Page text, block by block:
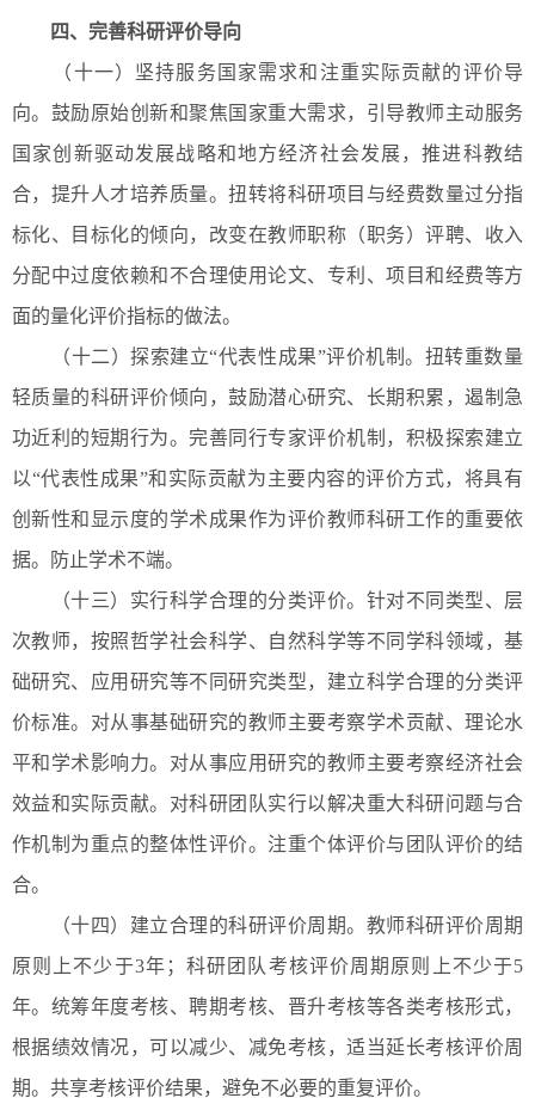
四、完善科研评价导向
（十一）坚持服务国家需求和注重实际贡献的评价导
向。鼓励原始创新和聚焦国家重大需求，引导教师主动服务
国家创新驱动发展战略和地方经济社会发展，推进科教结
合，提升人才培养质量。扭转将科研项目与经费数量过分指
标化、目标化的倾向，改变在教师职称（职务）评聘、收入
分配中过度依赖和不合理使用论文、专利、项目和经费等方
面的量化评价指标的做法。
（十二）探索建立“代表性成果”评价机制。扭转重数量
轻质量的科研评价倾向，鼓励潜心研究、长期积累，遏制急
功近利的短期行为。完善同行专家评价机制，积极探索建立
以“代表性成果”和实际贡献为主要内容的评价方式，将具有
创新性和显示度的学术成果作为评价教师科研工作的重要依
据。防止学术不端。
（十三）实行科学合理的分类评价。针对不同类型、层
次教师，按照哲学社会科学、自然科学等不同学科领域，基
础研究、应用研究等不同研究类型，建立科学合理的分类评
价标准。对从事基础研究的教师主要考察学术贡献、理论水
平和学术影响力。对从事应用研究的教师主要考察经济社会
效益和实际贡献。对科研团队实行以解决重大科研问题与合
作机制为重点的整体性评价。注重个体评价与团队评价的结
合。
（十四）建立合理的科研评价周期。教师科研评价周期
原则上不少于3年；科研团队考核评价周期原则上不少于5
年。统筹年度考核、聘期考核、晋升考核等各类考核形式，
根据绩效情况，可以减少、减免考核，适当延长考核评价周
期。共享考核评价结果，避免不必要的重复评价。